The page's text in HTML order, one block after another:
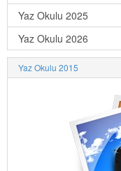
Yaz Okulu 2025
Yaz Okulu 2026
Yaz Okulu 2015